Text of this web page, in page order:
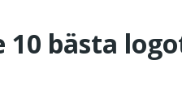
10 bästa